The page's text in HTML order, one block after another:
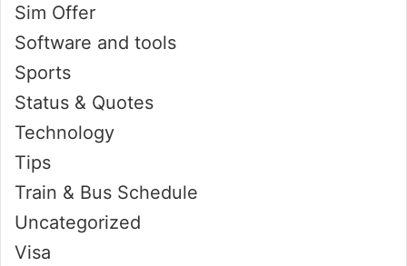
Sim Offer
Software and tools
Sports
Status & Quotes
Technology
Tips
Train & Bus Schedule
Uncategorized
Visa